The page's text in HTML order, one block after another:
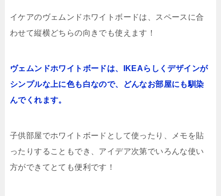
イケアのヴェムンドホワイトボードは、スペースに合
わせて縦横どちらの向きでも使えます！
ヴェムンドホワイトボードは、IKEAらしくデザインが
シンプルな上に色も白なので、どんなお部屋にも馴染
んでくれます。
子供部屋でホワイトボードとして使ったり、メモを貼
ったりすることもでき、アイデア次第でいろんな使い
方ができてとても便利です！